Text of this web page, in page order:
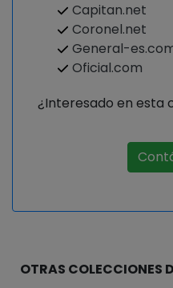
Capitan.net
Coronel.net
General-
Oficial.com
¿Interesado en esta
OTRAS COLECCIONES